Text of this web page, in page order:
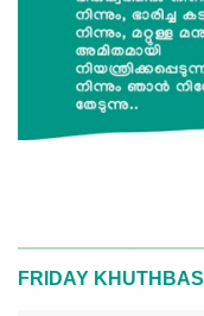
FRIDAY KHUTHBAS